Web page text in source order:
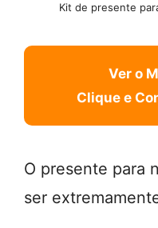
Kit de presente
Ver o
Clique e
O presente para
ser